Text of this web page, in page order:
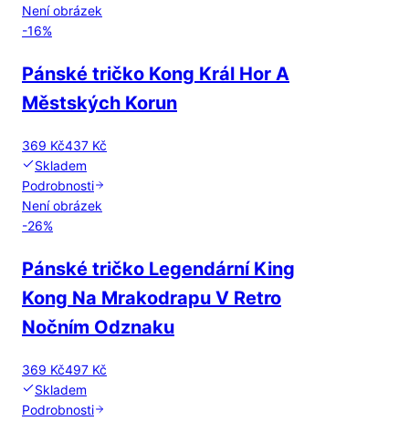
Není obrázek
-16%
Pánské tričko Kong Král Hor A
Městských Korun
369 Kč437 Kč
Skladem
Podrobnosti
Není obrázek
-26%
Pánské tričko Legendární King
Kong Na Mrakodrapu V Retro
Nočním Odznaku
369 Kč497 Kč
Skladem
Podrobnosti